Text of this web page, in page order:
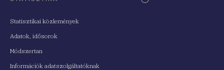
Statisztikai közlemények
Adatok, idősorok
Módszertan
Információk adatszolgáltatóknak